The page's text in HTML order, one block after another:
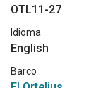
OTL11-27
Idioma
English
Barco